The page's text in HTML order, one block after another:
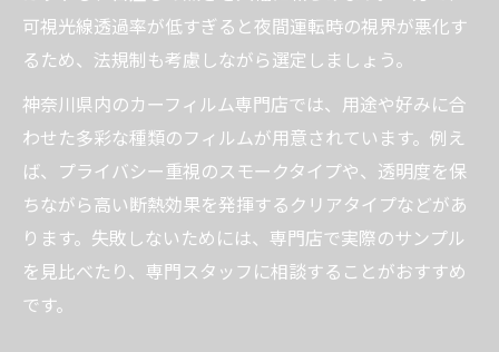
可視光線透過率が低すぎると夜間運転時の視界が悪化す
るため、法規制も考慮しながら選定しましょう。
神奈川県内のカーフィルム専門店では、用途や好みに合
わせた多彩な種類のフィルムが用意されています。例え
ば、プライバシー重視のスモークタイプや、透明度を保
ちながら高い断熱効果を発揮するクリアタイプなどがあ
ります。失敗しないためには、専門店で実際のサンプル
を見比べたり、専門スタッフに相談することがおすすめ
です。